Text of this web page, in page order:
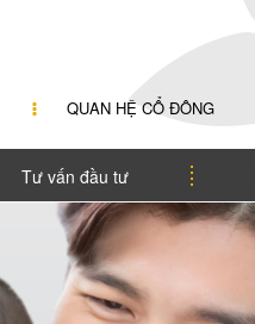
QUAN HỆ CỔ ĐÔNG
Tư vấn đầu tư